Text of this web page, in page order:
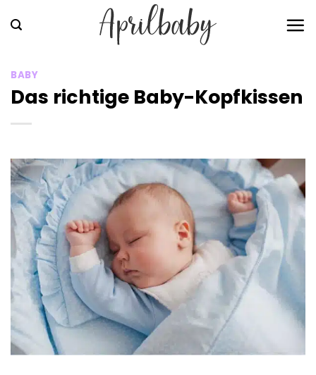
Inhalt
BABY
Das richtige Baby-Kopfkissen